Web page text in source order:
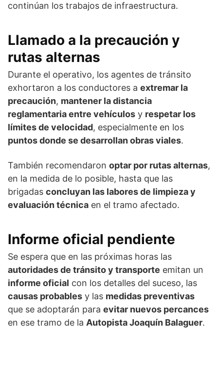
continúan los trabajos de infraestructura.
Llamado a la precaución y
rutas alternas
Durante el operativo, los agentes de tránsito
exhortaron a los conductores a extremar la
precaución, mantener la distancia
reglamentaria entre vehículos y respetar los
límites de velocidad, especialmente en los
puntos donde se desarrollan obras viales.
También recomendaron optar por rutas alternas,
en la medida de lo posible, hasta que las
brigadas concluyan las labores de limpieza y
evaluación técnica en el tramo afectado.
Informe oficial pendiente
Se espera que en las próximas horas las
autoridades de tránsito y transporte emitan un
informe oficial con los detalles del suceso, las
causas probables y las medidas preventivas
que se adoptarán para evitar nuevos percances
en ese tramo de la Autopista Joaquín Balaguer.